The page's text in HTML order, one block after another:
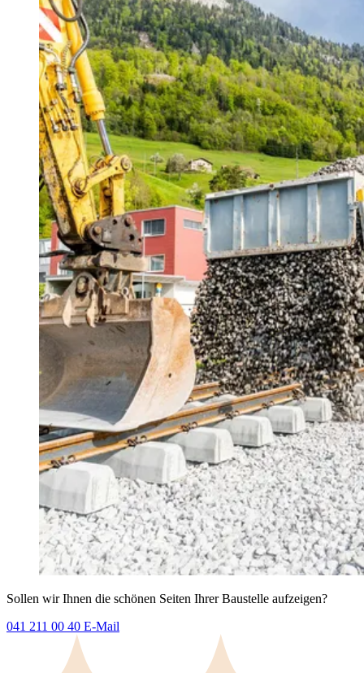
Sollen wir Ihnen die schönen Seiten Ihrer Baustelle aufzeigen?
041 211 00 40 E-Mail